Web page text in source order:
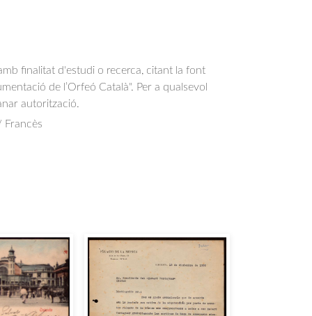
finalitat d'estudi o recerca, citant la font
de l’Orfeó Català". Per a qualsevol
autorització.
Francès